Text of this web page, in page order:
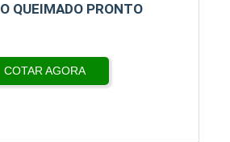
QUEIMADO PRONTO
COTAR AGORA